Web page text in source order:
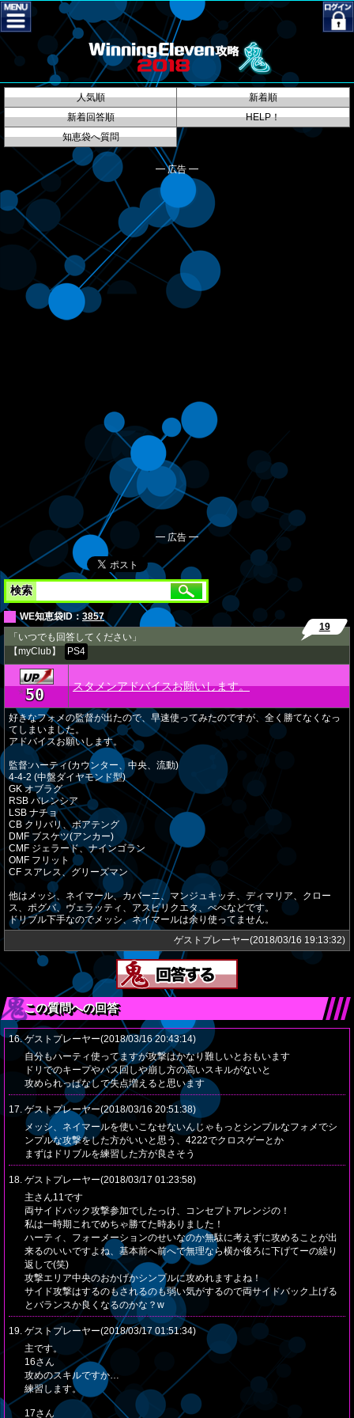
人気順
新着順
新着回答順
HELP！
知恵袋へ質問
━ 広告 ━
━ 広告 ━
検索
WE知恵袋ID： 3857
「いつでも回答してください」
【myClub】
PS4
19
★50 スタメンアドバイスお願いします。
好きなフォメの監督が出たので、早速使ってみたのですが、全く勝てなくなっ
てしまいました。
アドバイスお願いします。
監督:ハーティ(カウンター、中央、流動)
4-4-2 (中盤ダイヤモンド型)
GK オブラグ
RSB バレンシア
LSB ナチョ
CB クリバリ、ボアテング
DMF ブスケツ(アンカー)
CMF ジェラード、ナインゴラン
OMF フリット
CF スアレス、グリーズマン
他はメッシ、ネイマール、カバーニ、マンジュキッチ、ディマリア、クロー
ス、ポグバ、ヴェラッティ、アスピリクエタ、ぺぺなどです。
ドリブル下手なのでメッシ、ネイマールは余り使ってません。
ゲストプレーヤー(2018/03/16 19:13:32)
この質問への回答
16. ゲストプレーヤー(2018/03/16 20:43:14)
自分もハーティ使ってますが攻撃はかなり難しいとおもいます
ドリでのキープやパス回しや崩し方の高いスキルがないと
攻められっぱなしで失点増えると思います
17. ゲストプレーヤー(2018/03/16 20:51:38)
メッシ、ネイマールを使いこなせないんじゃもっとシンプルなフォメでシ
ンプルな攻撃をした方がいいと思う、4222でクロスゲーとか
まずはドリブルを練習した方が良さそう
18. ゲストプレーヤー(2018/03/17 01:23:58)
主さん11です
両サイドバック攻撃参加でしたっけ、コンセプトアレンジの！
私は一時期これでめちゃ勝てた時ありました！
ハーティ、フォーメーションのせいなのか無駄に考えずに攻めることが出
来るのいいですよね、基本前へ前へで無理なら横か後ろに下げてーの繰り
返しで(笑)
攻撃エリア中央のおかげかシンプルに攻めれますよね！
サイド攻撃はするのもされるのも弱い気がするので両サイドバック上げる
とバランスか良くなるのかな？w
19. ゲストプレーヤー(2018/03/17 01:51:34)
主です。
16さん
攻めのスキルですか…
練習します。
17さん